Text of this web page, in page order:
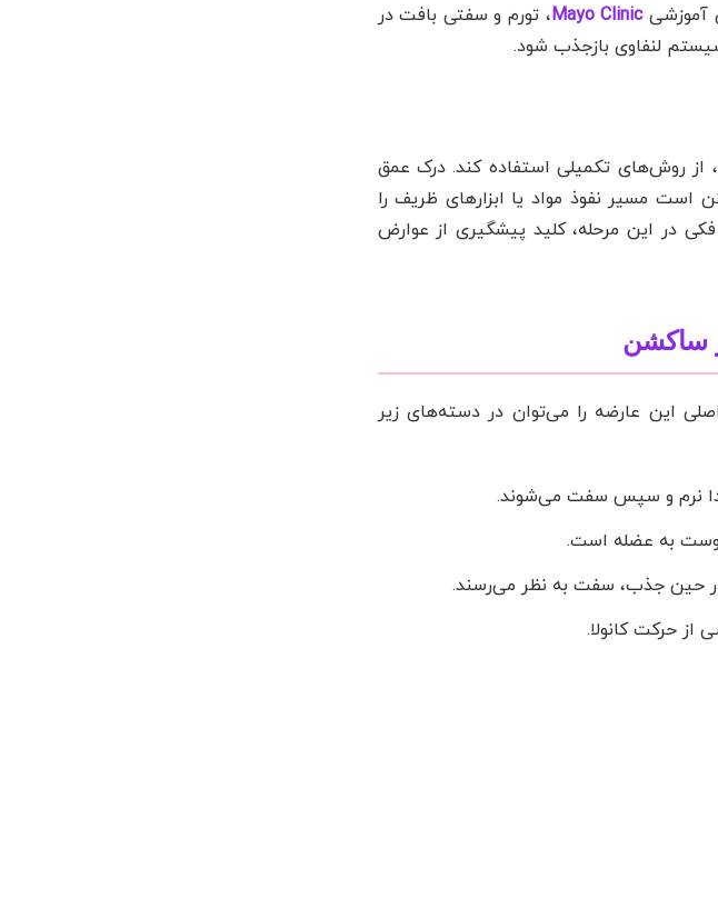
آموزشیMayo Clinic، تورم و سفتی بافت در
لنفاوی بازجذب شود.
از روش‌های تکمیلی استفاده کند. درک عمق
مسیر نفوذ مواد یا ابزارهای ظریف را
در این مرحله، کلید پیشگیری از عوارض
ساکشن
این عارضه را می‌توان در دسته‌های زیر
نرم و سپس سفت می‌شوند.
به عضله است.
در حین جذب، سفت به نظر می‌رسند.
حرکت کانولا.